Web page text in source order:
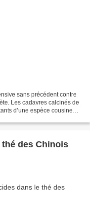
sans précédent contre
Les cadavres calcinés de
d’une espèce cousine
des Chinois